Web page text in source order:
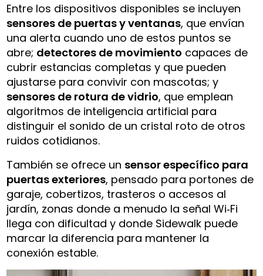
Entre los dispositivos disponibles se incluyen
sensores de puertas y ventanas, que envían
una alerta cuando uno de estos puntos se
abre; detectores de movimiento capaces de
cubrir estancias completas y que pueden
ajustarse para convivir con mascotas; y
sensores de rotura de vidrio, que emplean
algoritmos de inteligencia artificial para
distinguir el sonido de un cristal roto de otros
ruidos cotidianos.
También se ofrece un sensor específico para
puertas exteriores, pensado para portones de
garaje, cobertizos, trasteros o accesos al
jardín, zonas donde a menudo la señal Wi‑Fi
llega con dificultad y donde Sidewalk puede
marcar la diferencia para mantener la
conexión estable.